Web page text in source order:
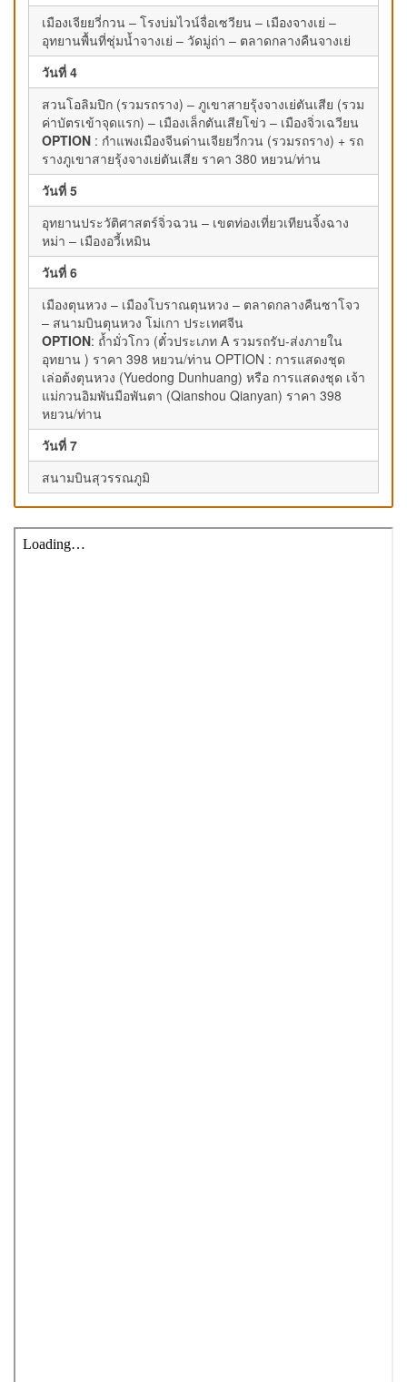
เมืองเจียยวี่กวน – โรงบ่มไวน์จื่อเซวียน – เมืองจางเย่ –
อุทยานพื้นที่ชุ่มน้ำจางเย่ – วัดมู่ถ่า – ตลาดกลางคืนจางเย่
วันที่ 4
สวนโอลิมปิก (รวมรถราง) – ภูเขาสายรุ้งจางเย่ตันเสีย (รวม
ค่าบัตรเข้าจุดแรก) – เมืองเล็กตันเสียโข่ว – เมืองจิ่วเฉวียน
OPTION : กำแพงเมืองจีนด่านเจียยวี่กวน (รวมรถราง) + รถ
รางภูเขาสายรุ้งจางเย่ตันเสีย ราคา 380 หยวน/ท่าน
วันที่ 5
อุทยานประวัติศาสตร์จิ่วฉวน – เขตท่องเที่ยวเทียนจิ้งฉาง
หม่า – เมืองอวี้เหมิน
วันที่ 6
เมืองตุนหวง – เมืองโบราณตุนหวง – ตลาดกลางคืนซาโจว
– สนามบินตุนหวง โม่เกา ประเทศจีน
OPTION: ถ้ำมั่วโกว (ตั๋วประเภท A รวมรถรับ-ส่งภายใน
อุทยาน ) ราคา 398 หยวน/ท่าน OPTION : การแสดงชุด
เล่อต้งตุนหวง (Yuedong Dunhuang) หรือ การแสดงชุด เจ้า
แม่กวนอิมพันมือพันตา (Qianshou Qianyan) ราคา 398
หยวน/ท่าน
วันที่ 7
สนามบินสุวรรณภูมิ